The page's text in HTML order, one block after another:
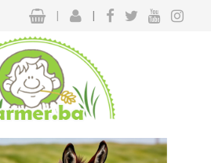
| |